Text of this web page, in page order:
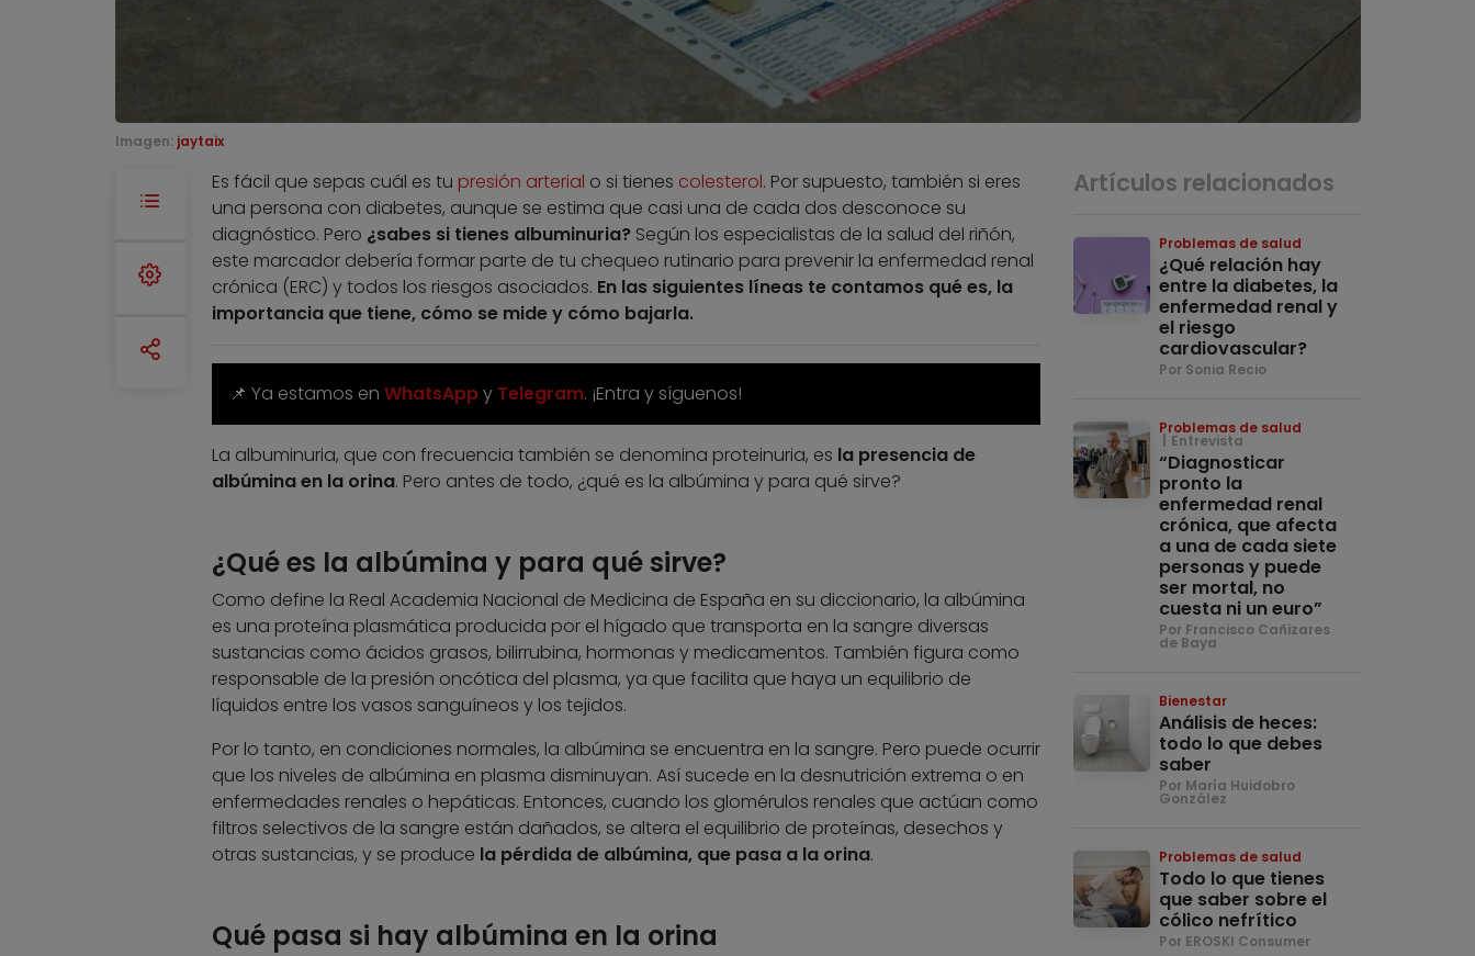
Imagen: jaytaix
Es fácil que sepas cuál es tu presión arterial o si tienes colesterol. Por supuesto, también si eres
una persona con diabetes, aunque se estima que casi una de cada dos desconoce su
diagnóstico. Pero ¿sabes si tienes albuminuria? Según los especialistas de la salud del riñón,
este marcador debería formar parte de tu chequeo rutinario para prevenir la enfermedad renal
crónica (ERC) y todos los riesgos asociados. En las siguientes líneas te contamos qué es, la
importancia que tiene, cómo se mide y cómo bajarla.
📌 Ya estamos en WhatsAppy Telegram. ¡Entra y síguenos!
La albuminuria, que con frecuencia también se denomina proteinuria, es la presencia de
albúmina en la orina. Pero antes de todo, ¿qué es la albúmina y para qué sirve?
¿Qué es la albúmina y para qué sirve?
Como define la Real Academia Nacional de Medicina de España en su diccionario, la albúmina
es una proteína plasmática producida por el hígado que transporta en la sangre diversas
sustancias como ácidos grasos, bilirrubina, hormonas y medicamentos. También figura como
responsable de la presión oncótica del plasma, ya que facilita que haya un equilibrio de
líquidos entre los vasos sanguíneos y los tejidos.
Por lo tanto, en condiciones normales, la albúmina se encuentra en la sangre. Pero puede ocurrir
que los niveles de albúmina en plasma disminuyan. Así sucede en la desnutrición extrema o en
enfermedades renales o hepáticas. Entonces, cuando los glomérulos renales que actúan como
filtros selectivos de la sangre están dañados, se altera el equilibrio de proteínas, desechos y
otras sustancias, y se produce la pérdida de albúmina, que pasa a la orina.
Qué pasa si hay albúmina en la orina
Artículos relacionados
Problemas de salud
¿Qué relación hay
entre la diabetes, la
enfermedad renal y
el riesgo
cardiovascular?
Por Sonia Recio
Problemas de salud
Entrevista
“Diagnosticar
pronto la
enfermedad renal
crónica, que afecta
a una de cada siete
personas y puede
ser mortal, no
cuesta ni un euro”
Por Francisco Cañizares
de Baya
Bienestar
Análisis de heces:
todo lo que debes
saber
Por María Huidobro
González
Problemas de salud
Todo lo que tienes
que saber sobre el
cólico nefrítico
Por EROSKI Consumer